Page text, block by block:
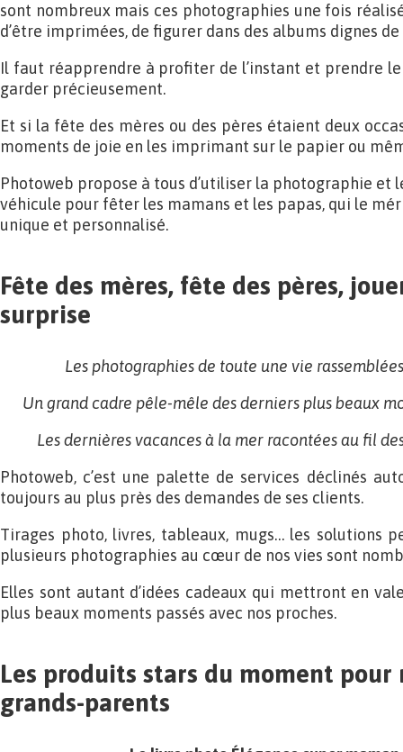
sont nombreux mais ces photographies une fois
d’être imprimées, de figurer dans des albums dignes de
Il faut réapprendre à profiter de l’instant et prendre
garder précieusement.
Et si la fête des mères ou des pères étaient deux
moments de joie en les imprimant sur le papier ou
Photoweb propose à tous d’utiliser la photographie et
véhicule pour fêter les mamans et les papas, qui le
unique et personnalisé.
Fête des mères, fête des pères,
surprise
Les photographies de toute une vie
Un grand cadre pêle-mêle des derniers plus beaux
Les dernières vacances à la mer racontées au fil
Photoweb, c’est une palette de services déclinés
toujours au plus près des demandes de ses clients.
Tirages photo, livres, tableaux, mugs… les solutions
plusieurs photographies au cœur de nos vies sont
Elles sont autant d’idées cadeaux qui mettront en
plus beaux moments passés avec nos proches.
Les produits stars du moment
grands-parents